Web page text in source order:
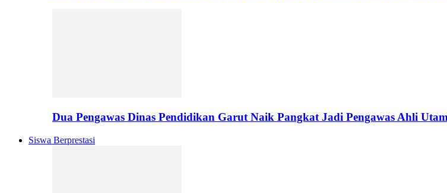
Dua Pengawas Dinas Pendidikan Garut Naik Pangkat Jadi Pengawas Ahli
Siswa Berprestasi